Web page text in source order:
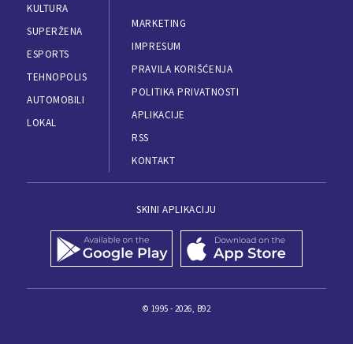
KULTURA
SUPERŽENA
ESPORTS
TEHNOPOLIS
AUTOMOBILI
LOKAL
MARKETING
IMPRESUM
PRAVILA KORIŠĆENJA
POLITIKA PRIVATNOSTI
APLIKACIJE
RSS
KONTAKT
SKINI APLIKACIJU
© 1995 - 2026, B92